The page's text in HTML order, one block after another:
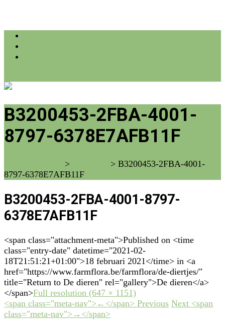
B3200453-2FBA-4001-
8797-6378E7AFB11F
> > B3200453-2FBA-4001-
8797-6378E7AFB11F
B3200453-2FBA-4001-8797-
6378E7AFB11F
<span class="attachment-meta">Published on <time
class="entry-date" datetime="2021-02-
18T21:51:21+01:00">18 februari 2021</time> in <a
href="https://www.farmflora.be/farmflora/de-diertjes/"
title="Return to De dieren" rel="gallery">De dieren</a>
</span>Full resolution (647 × 1151)
<span class="meta-nav">←</span> Previous Next <span
class="meta-nav">→</span>